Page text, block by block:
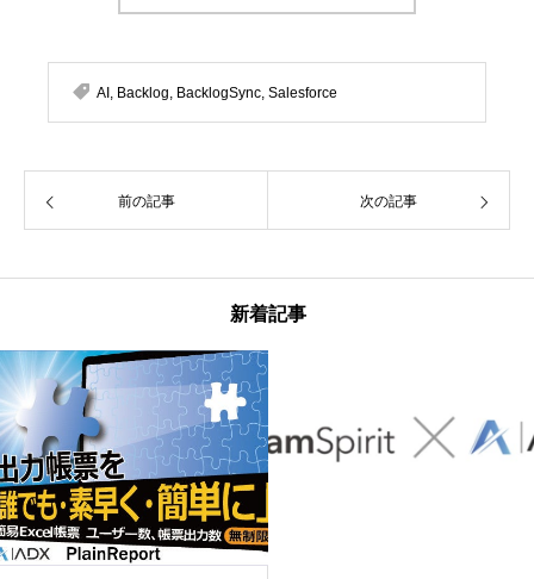
AI , Backlog, BacklogSync, Salesforce
前の記事 次の記事
新着記事